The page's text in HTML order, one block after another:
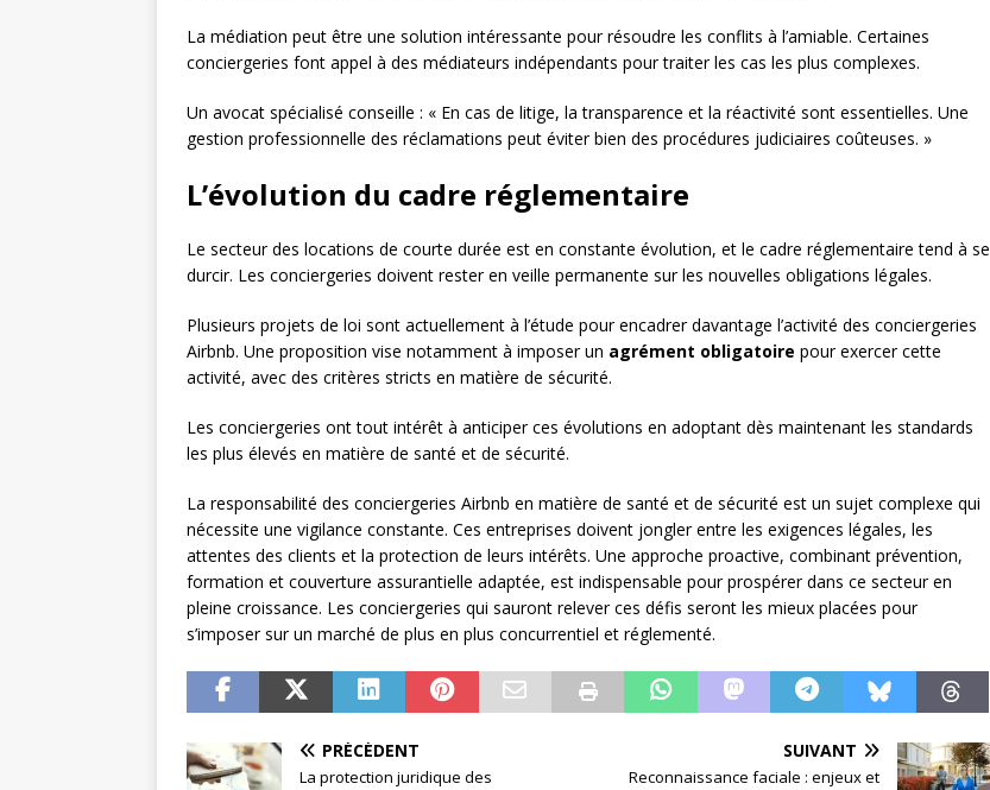
La médiation peut être une solution intéressante pour résoudre les conflits à l’amiable. Certaines
conciergeries font appel à des médiateurs indépendants pour traiter les cas les plus complexes.
Un avocat spécialisé conseille : « En cas de litige, la transparence et la réactivité sont essentielles. Une
gestion professionnelle des réclamations peut éviter bien des procédures judiciaires coûteuses. »
L’évolution du cadre réglementaire
Le secteur des locations de courte durée est en constante évolution, et le cadre réglementaire tend à se
durcir. Les conciergeries doivent rester en veille permanente sur les nouvelles obligations légales.
Plusieurs projets de loi sont actuellement à l’étude pour encadrer davantage l’activité des conciergeries
Airbnb. Une proposition vise notamment à imposer un agrément obligatoire pour exercer cette
activité, avec des critères stricts en matière de sécurité.
Les conciergeries ont tout intérêt à anticiper ces évolutions en adoptant dès maintenant les standards
les plus élevés en matière de santé et de sécurité.
La responsabilité des conciergeries Airbnb en matière de santé et de sécurité est un sujet complexe qui
nécessite une vigilance constante. Ces entreprises doivent jongler entre les exigences légales, les
attentes des clients et la protection de leurs intérêts. Une approche proactive, combinant prévention,
formation et couverture assurantielle adaptée, est indispensable pour prospérer dans ce secteur en
pleine croissance. Les conciergeries qui sauront relever ces défis seront les mieux placées pour
s’imposer sur un marché de plus en plus concurrentiel et réglementé.
PRÉCÉDENT
La protection juridique des
SUIVANT
Reconnaissance faciale : enjeux et